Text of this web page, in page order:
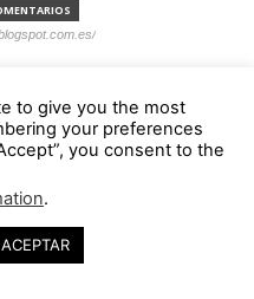
to give you the most
your preferences
you consent to the
.
ACEPTAR